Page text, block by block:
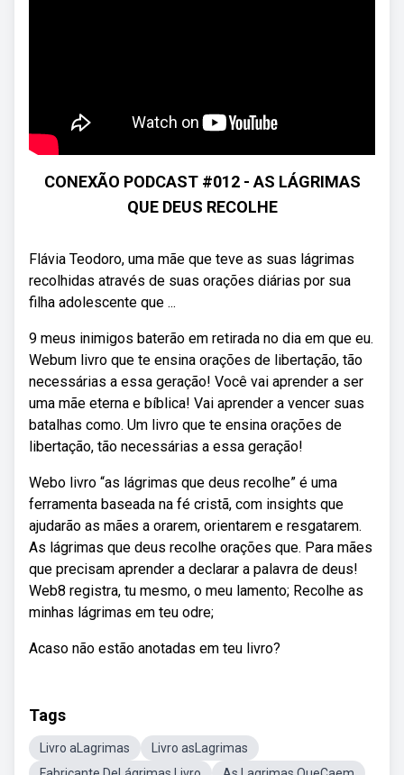
CONEXÃO PODCAST #012 - AS LÁGRIMAS
QUE DEUS RECOLHE
Flávia Teodoro, uma mãe que teve as suas lágrimas
recolhidas através de suas orações diárias por sua
filha adolescente que ...
9 meus inimigos baterão em retirada no dia em que eu.
Webum livro que te ensina orações de libertação, tão
necessárias a essa geração! Você vai aprender a ser
uma mãe eterna e bíblica! Vai aprender a vencer suas
batalhas como. Um livro que te ensina orações de
libertação, tão necessárias a essa geração!
Webo livro “as lágrimas que deus recolhe” é uma
ferramenta baseada na fé cristã, com insights que
ajudarão as mães a orarem, orientarem e resgatarem.
As lágrimas que deus recolhe orações que. Para mães
que precisam aprender a declarar a palavra de deus!
Web8 registra, tu mesmo, o meu lamento; Recolhe as
minhas lágrimas em teu odre;
Acaso não estão anotadas em teu livro?
Tags
Livro aLagrimas
Livro asLagrimas